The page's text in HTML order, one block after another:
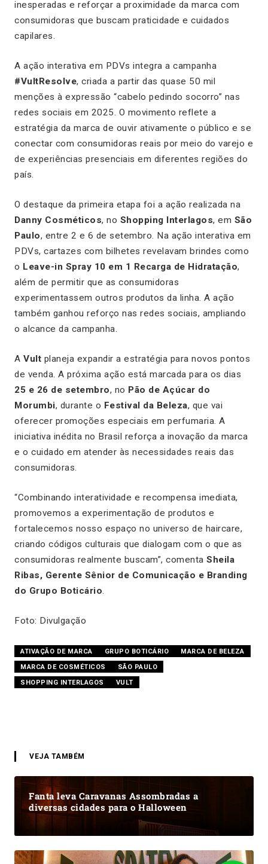
inesperadas e reforçar a proximidade da marca com
consumidoras que buscam praticidade e cuidados
capilares.
A ação interativa em PDVs integra a campanha
#VultResolve, criada a partir das quase 50 mil
menções à expressão “cabelo pedindo socorro” nas
redes sociais em 2025. O movimento reflete a
estratégia da marca de ouvir ativamente o público e se
conectar com consumidoras reais por meio do varejo e
de experiências presenciais em diferentes regiões do
país.
O destaque da primeira etapa foi a ação realizada na
Danny Cosméticos, no Shopping Interlagos, em São
Paulo, entre 2 e 6 de setembro. Na ação interativa em
PDVs, cartazes com bilhetes revelavam brindes como
o Leave-in Spray 10 em 1 Recarga de Hidratação,
além de permitir que as consumidoras
experimentassem outros produtos da linha. A ação
também ganhou reforço nas redes sociais, ampliando
o alcance da campanha.
A Vult planeja expandir a estratégia para novos pontos
de venda. A próxima ação está marcada para os dias
25 e 26 de setembro, no Pão de Açúcar do
Morumbi, durante o Festival da Beleza, que vai
oferecer promoções especiais em perfumaria. A
iniciativa inédita no Brasil reforça a inovação da marca
e o cuidado em atender às necessidades reais das
consumidoras.
“Combinando interatividade e recompensa imediata,
promovemos a experimentação de produtos e
fortalecemos nosso espaço no universo de haircare,
criando códigos culturais que dialogam com o que as
consumidoras realmente buscam”, comenta Sheila
Ribas, Gerente Sênior de Comunicação e Branding
do Grupo Boticário
Foto: Divulgação
ATIVAÇÃO DE MARCA GRUPO BOTICÁRIO
MARCA DE BELEZA
MARCA DE COSMÉTICOS
SÃO PAULO
SHOPPING INTERLAGOS
VULT
VEJA TAMBÉM
Fanta leva Caravanas Assombradas a
diversas cidades para o Halloween